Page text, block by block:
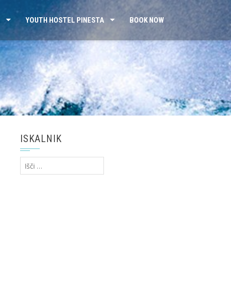
YOUTH HOSTEL PINESTA BOOK NOW
ISKALNIK